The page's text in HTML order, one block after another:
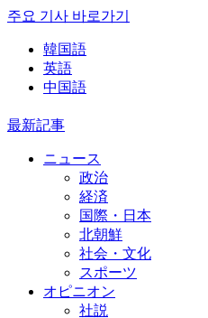
주요 기사 바로가기
韓国語
英語
中国語
最新記事
ニュース
政治
経済
国際・日本
北朝鮮
社会・文化
スポーツ
オピニオン
社説